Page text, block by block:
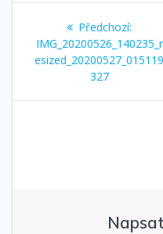
Navigace
pro
příspěvek
Předchozí:
IMG_20200526_140235_r
esized_20200527_015119
327